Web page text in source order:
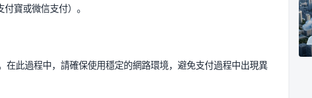
寶或微信支付）。
在此過程中，請確保使用穩定的網路環境，避免支付過程中出現異